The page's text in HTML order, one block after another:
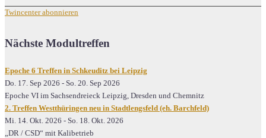
Twincenter abonnieren
Nächste Modultreffen
Epoche 6 Treffen in Schkeuditz bei Leipzig
Do. 17. Sep 2026 - So. 20. Sep 2026
Epoche VI im Sachsendreieck Leipzig, Dresden und Chemnitz
2. Treffen Westthüringen neu in Stadtlengsfeld (eh. Barchfeld)
Mi. 14. Okt. 2026 - So. 18. Okt. 2026
„DR / CSD“ mit Kalibetrieb